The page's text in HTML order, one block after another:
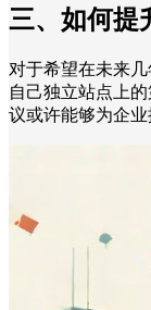
三、如何提
对于希望在未来
自己独立站点上
议或许能够为企业